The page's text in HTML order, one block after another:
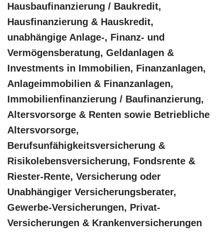
Hausbaufinanzierung / Baukredit,
Hausfinanzierung & Hauskredit,
unabhängige Anlage-, Finanz- und
Vermögensberatung, Geldanlagen &
Investments in Immobilien, Finanzanlagen,
Anlageimmobilien & Finanzanlagen,
Immobilienfinanzierung / Baufinanzierung,
Altersvorsorge & Renten sowie Betriebliche
Altersvorsorge,
Berufsunfähigkeitsversicherung &
Risikolebensversicherung, Fondsrente &
Riester-Rente, Versicherung oder
Unabhängiger Versicherungsberater,
Gewerbe-Versicherungen, Privat-
Versicherungen & Krankenversicherungen